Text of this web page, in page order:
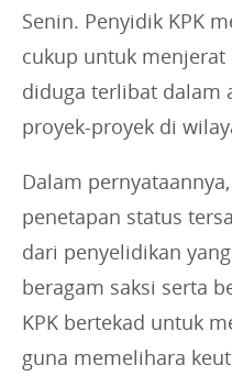
Senin. Penyidik KPK
cukup untuk
diduga terlibat dalam
proyek-proyek di
Dalam
penetapan status
dari penyelidikan
beragam saksi serta
KPK bertekad untuk
guna memelihara